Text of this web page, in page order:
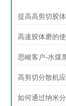
提高高剪切胶
高速胶体磨的
思峻客户-水煤
高剪切分散机
如何通过纳米